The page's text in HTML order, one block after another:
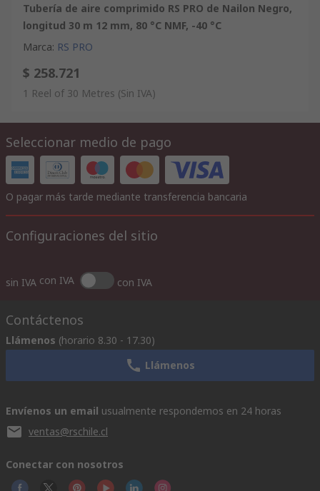
Tubería de aire comprimido RS PRO de Nailon Negro,
longitud 30 m 12 mm, 80 °C NMF, -40 °C
Marca: RS PRO
$ 258.721
1 Reel of 30 Metres (Sin IVA)
Seleccionar medio de pago
O pagar más tarde mediante transferencia bancaria
Configuraciones del sitio
sin IVA con IVA con IVA
Contáctenos
Llámenos (horario 8.30 - 17.30)
Llámenos
Envíenos un email usualmente respondemos en 24 horas
ventas@rschile.cl
Conectar con nosotros